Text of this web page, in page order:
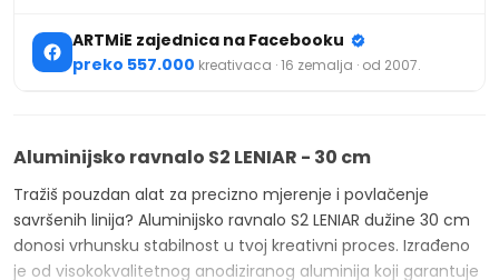
ARTMiE zajednica na Facebooku
preko 557.000 kreativaca · 16 zemalja · od 2007.
Aluminijsko ravnalo S2 LENIAR - 30 cm
Tražiš pouzdan alat za precizno mjerenje i povlačenje
savršenih linija? Aluminijsko ravnalo S2 LENIAR dužine 30 cm
donosi vrhunsku stabilnost u tvoj kreativni proces. Izrađeno
je od visokokvalitetnog anodiziranog aluminija koji garantuje